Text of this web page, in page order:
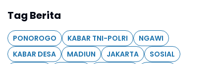
Tag Berita
PONOROGO KABAR TNI-POLRI
NGAWI
KABAR DESA
MADIUN JAKARTA
SOSIAL